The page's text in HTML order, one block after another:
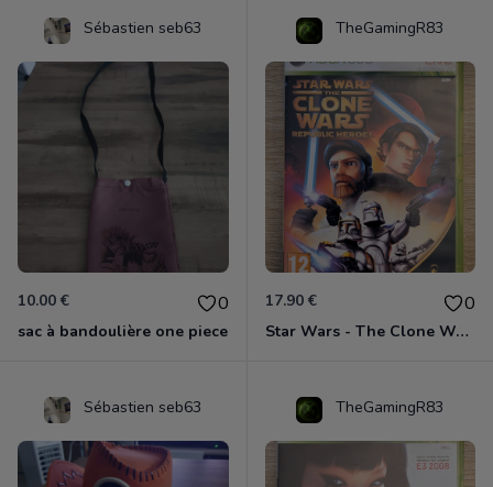
Sébastien seb63
10.00 € 0
sac à bandoulière one piece
TheGamingR83
17.90 € 0
Star Wars - The Clone Wars - Les Héros De La République Xbox 360
Sébastien seb63 TheGamingR83